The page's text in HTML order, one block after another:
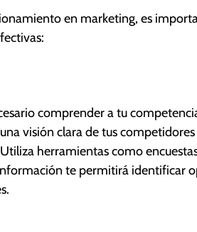
en marketing, es
comprender a tu
visión clara de tus
herramientas como
te permitirá identificar